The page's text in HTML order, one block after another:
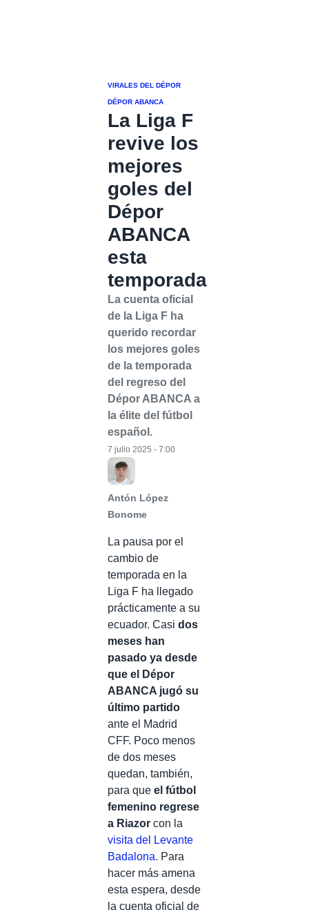
VIRALES DEL DÉPOR
DÉPOR ABANCA
La Liga F
revive los
mejores
goles del
Dépor
ABANCA
esta
temporada
La cuenta oficial
de la Liga F ha
querido recordar
los mejores goles
de la temporada
del regreso del
Dépor ABANCA a
la élite del fútbol
español.
Antón López
Bonome
7 julio 2025 - 7:00
La pausa por el
cambio de
temporada en la
Liga F ha llegado
prácticamente a su
ecuador. Casi dos
meses han
pasado ya desde
que el Dépor
ABANCA jugó su
último partido
ante el Madrid
CFF. Poco menos
de dos meses
quedan, también,
para que el fútbol
femenino regrese
a Riazor con la
visita del Levante
Badalona. Para
hacer más amena
esta espera, desde
la cuenta oficial de